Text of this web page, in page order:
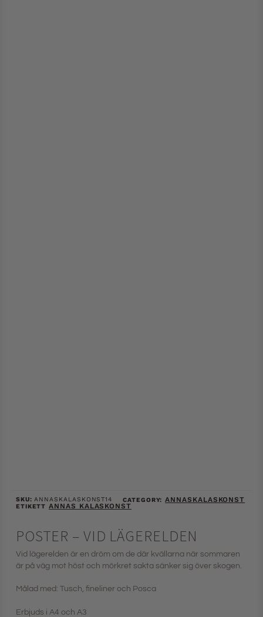
SKU:ANNASKALASKONST14 CATEGORY: ANNASKALASKONST
ETIKETT ANNAS KALASKONST
POSTER – VID LÄGERELDEN
Vid lägerelden är en dröm om de där kvällarna när sommaren
är på väg mot höst och mörkret sakta sänker sig över skogen.
Målad med: Tusch, fineliner och Posca
Erbjuds i A4 och A3